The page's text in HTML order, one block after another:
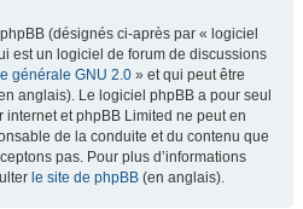
(désignés ci-après par « logiciel
est un logiciel de forum de discussions
générale GNU 2.0 » et qui peut être
anglais). Le logiciel phpBB a pour seul
et phpBB Limited ne peut en
de la conduite et du contenu que
pas. Pour plus d’informations
le site de phpBB (en anglais).